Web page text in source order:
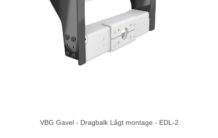
VBG Gavel - Dragbalk Lågt montage - EDL-2